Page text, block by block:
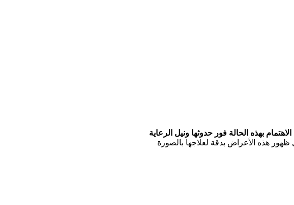
بهذه الحالة فور حدوثها ونيل الرعاية
هذه الأعراض بدقة لعلاجها بالصورة